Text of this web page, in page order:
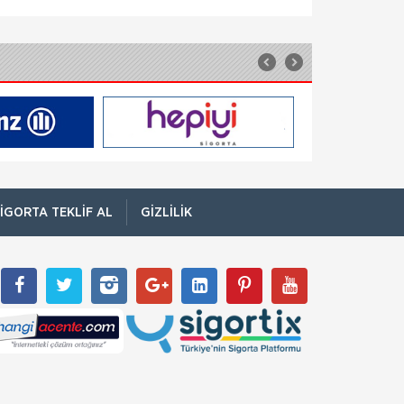
(İSADER) Başkanı Yasin Keleş, zorunlu trafik
sigortası poliçelerinin sorunlu hale geldiğini
belirterek, “Motorlu Araçlar Zorunlu
TARSİM; Sigorta Sadece Zor
Zamanlarda Hatırlanmamalı
Tarım Sigortaları Havuzundan (TARSİM)
yapılan açıklamada sigortanın sadece zor
belirtti. Tarım Sigortaları Havuzu (TARSİM),
sigorta bilin
TSEV’den Kısa Süreli Eğitim
haziran ayında da yenilenen içerikleriyle
sektör ve ilgililere sunuluyor. Yangın,
Doğa Sigorta’da Adnan Sığın Genel
Müdür Yardımcısı Oldu
Doğa Sigorta’da önemli bir atama gerçekleşti.
TEKLIF AL GIZLILIK